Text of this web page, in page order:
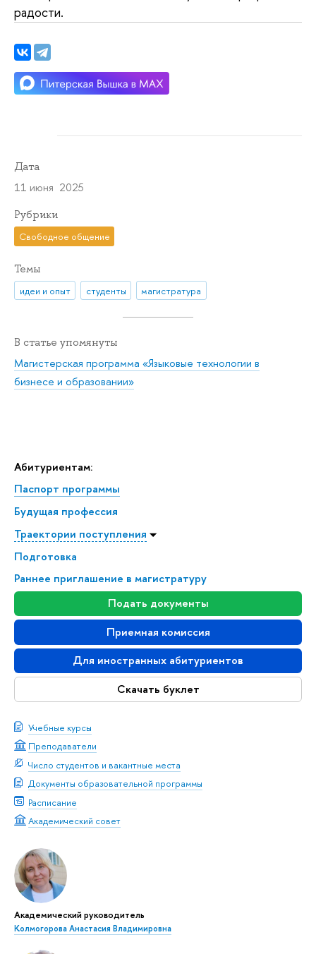
Абитуриентам:
Паспорт программы
Будущая профессия
Траектории поступления
Подготовка
Раннее приглашение в магистратуру
Подать документы
Приемная комиссия
Для иностранных абитуриентов
Скачать буклет
Учебные курсы
Преподаватели
Число студентов и вакантные места
Документы образовательной программы
Расписание
Академический совет
Академический руководитель
Колмогорова Анастасия Владимировна
радости.
Дата
11 июня 2025
Рубрики
Свободное общение
Темы
идеи и опыт студенты магистратура
В статье упомянуты
Магистерская программа «Языковые технологии в
бизнесе и образовании»